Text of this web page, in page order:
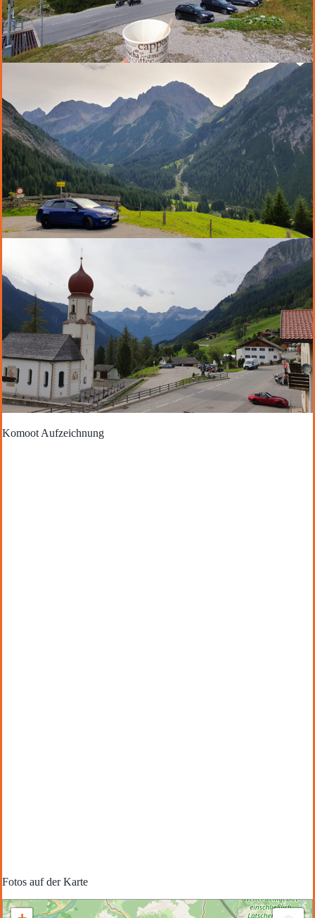
Komoot Aufzeichnung
Fotos auf der Karte